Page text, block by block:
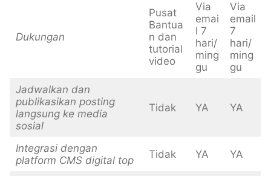
Dukungan
Pusat
Bantua
n dan
tutorial
video
Via
emai
l 7
hari/
ming
gu
Via
email
7
hari/
ming
gu
Jadwalkan dan
publikasikan posting
langsung ke media
sosial
Tidak YA YA
Integrasi dengan
platform CMS digital top
Tidak YA YA